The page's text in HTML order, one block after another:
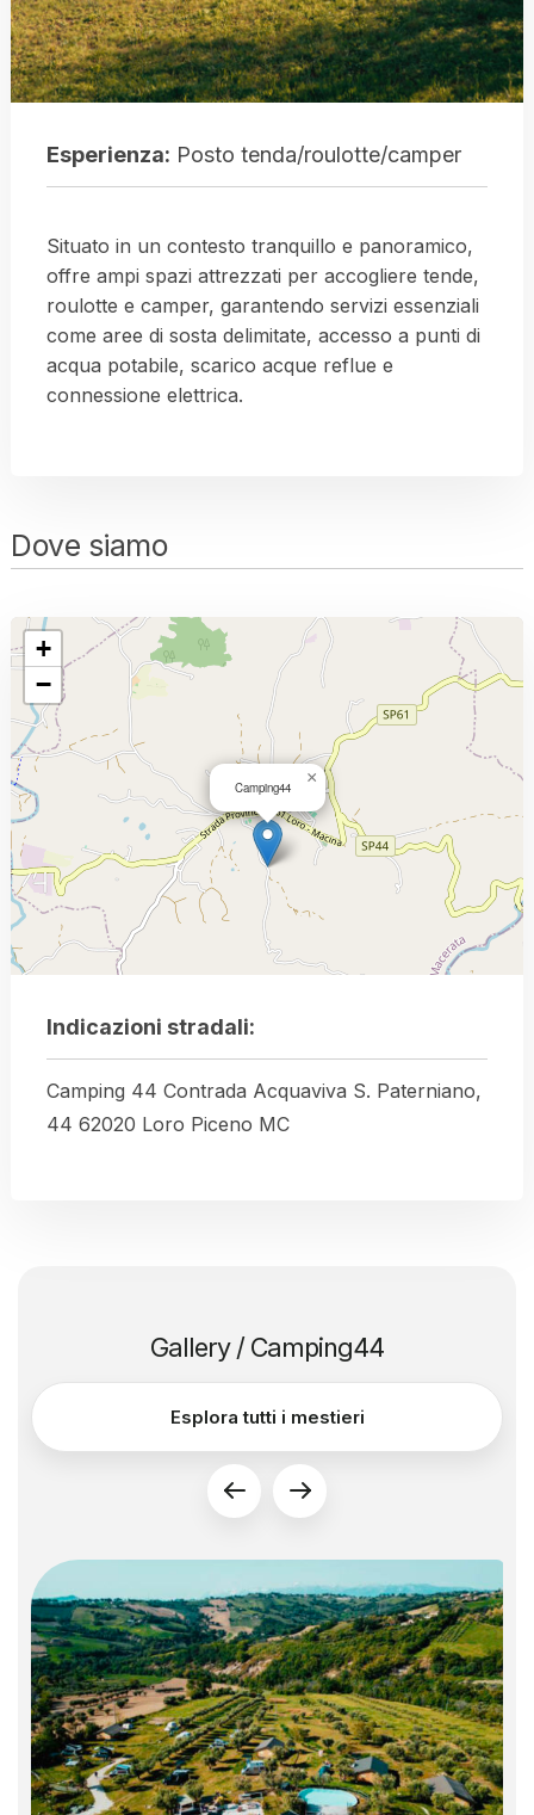
Esperienza: Posto tenda/roulotte/camper
Situato in un contesto tranquillo e panoramico,
offre ampi spazi attrezzati per accogliere tende,
roulotte e camper, garantendo servizi essenziali
come aree di sosta delimitate, accesso a punti di
acqua potabile, scarico acque reflue e
connessione elettrica.
Dove siamo
Camping44 ×
+
−
Indicazioni stradali:
Camping 44 Contrada Acquaviva S. Paterniano,
44 62020 Loro Piceno MC
Gallery / Camping44
Esplora tutti i mestieri